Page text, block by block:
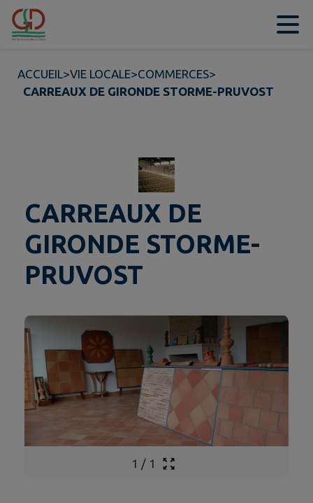
Contenu
ACCUEIL>VIE LOCALE>COMMERCES>
CARREAUX DE GIRONDE STORME-PRUVOST
CARREAUX DE
GIRONDE STORME-
PRUVOST
1 / 1